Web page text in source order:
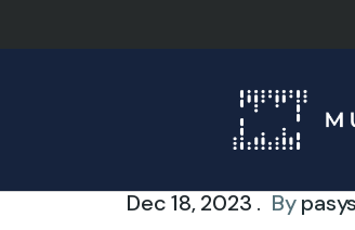
Dec 18, 2023 . By